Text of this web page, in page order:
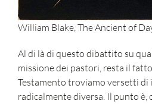
William Blake, The Ancient of
Al di là di questo dibattito su
missione dei pastori, resta il
Testamento troviamo versetti di
radicalmente diversa. Il punto è,